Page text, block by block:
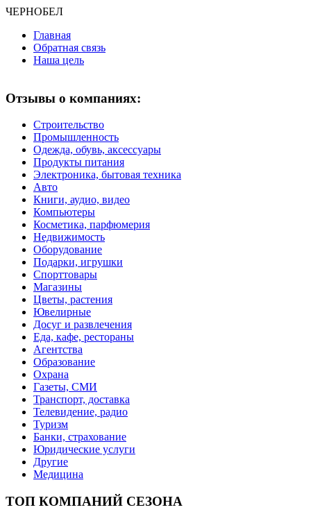
ЧЕРНОБЕЛ
Главная
Обратная связь
Наша цель
Отзывы о компаниях:
Строительство
Промышленность
Одежда, обувь, аксессуары
Продукты питания
Электроника, бытовая техника
Авто
Книги, аудио, видео
Компьютеры
Косметика, парфюмерия
Недвижимость
Оборудование
Подарки, игрушки
Спорттовары
Магазины
Цветы, растения
Ювелирные
Досуг и развлечения
Еда, кафе, рестораны
Агентства
Образование
Охрана
Газеты, СМИ
Транспорт, доставка
Телевидение, радио
Туризм
Банки, страхование
Юридические услуги
Другие
Медицина
ТОП КОМПАНИЙ СЕЗОНА